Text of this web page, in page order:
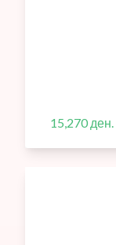
15,270 ден.